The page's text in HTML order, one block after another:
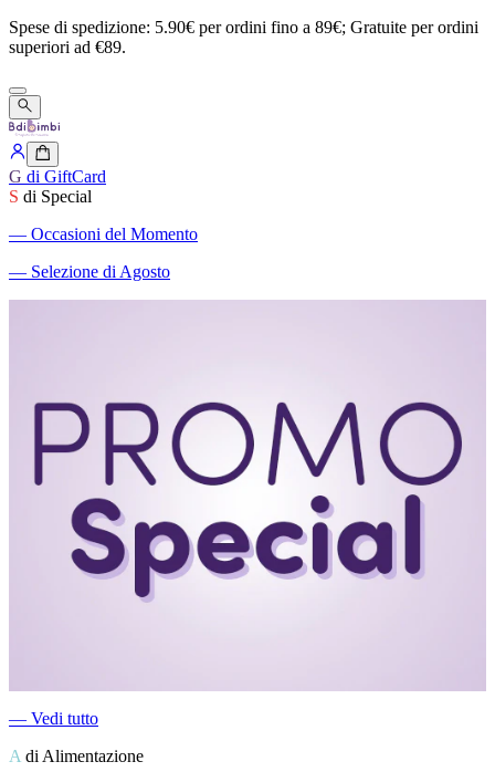
Spese di spedizione: 5.90€ perordini fino a 89€; Gratuite perordini
superiori ad €89.
G di GiftCard
S di Special
― Occasioni del Momento
― Selezione di Agosto
― Vedi tutto
A di Alimentazione